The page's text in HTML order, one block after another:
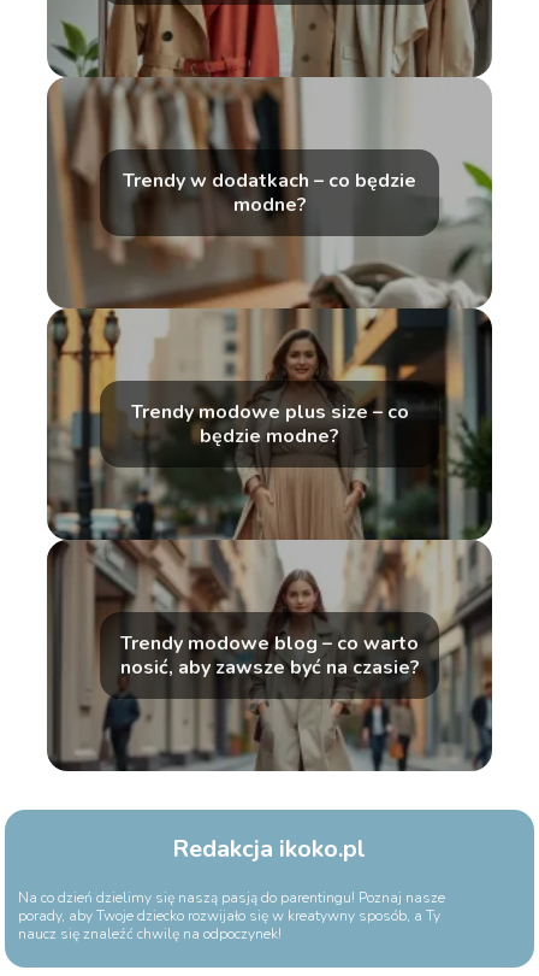
Trendy w dodatkach – co będzie
modne?
Trendy modowe plus size – co
będzie modne?
Trendy modowe blog – co warto
nosić, aby zawsze być na czasie?
Redakcja ikoko.pl
Na co dzień dzielimy się naszą pasją do parentingu! Poznaj nasze
porady, aby Twoje dziecko rozwijało się w kreatywny sposób, a Ty
naucz się znaleźć chwilę na odpoczynek!